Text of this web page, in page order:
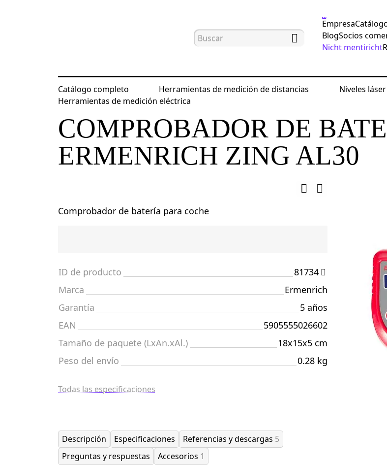
Empresa
BlogSocios
Nicht mentiricht
Catálogo completo Herramientas de medición de distancias Niveles
Herramientas de medición eléctrica
Inicio Catálogo Dispositivos de ensayo no destructivos
COMPROBADOR DE
ERMENRICH ZING AL30
Comprobador de batería para coche
ID de producto
81734
Marca
Ermenrich
Garantía
5 años
EAN
5905555026602
Tamaño de paquete (LxAn.xAl.)
18x15x5 cm
Peso del envío
0.28 kg
Todas las especificaciones
Descripción Especificaciones Referencias y descargas 5
Preguntas y respuestas
Accesorios 1